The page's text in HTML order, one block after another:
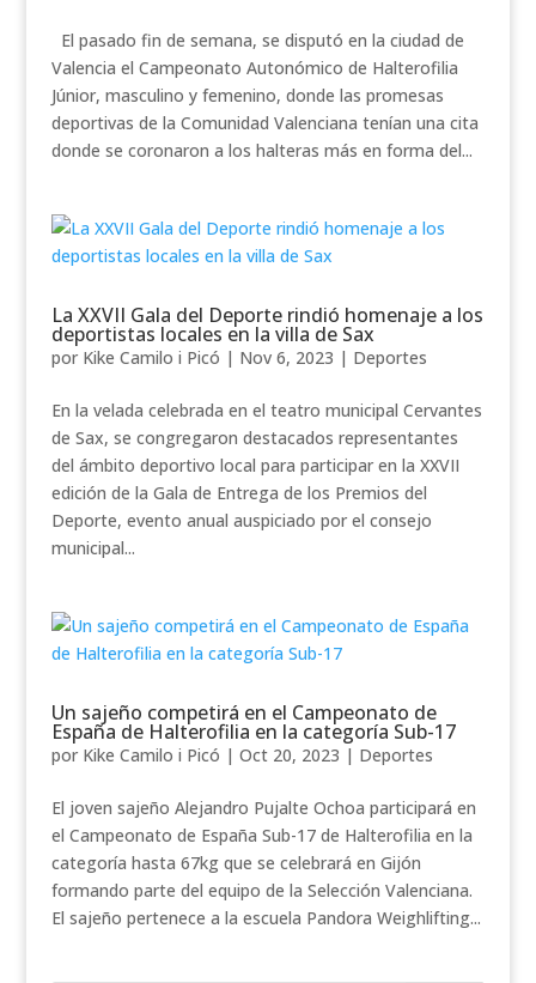
El pasado fin de semana, se disputó en la ciudad de
Valencia el Campeonato Autonómico de Halterofilia
Júnior, masculino y femenino, donde las promesas
deportivas de la Comunidad Valenciana tenían una cita
donde se coronaron a los halteras más en forma del...
La XXVII Gala del Deporte rindió homenaje a los
deportistas locales en la villa de Sax
por Kike Camilo i Picó | Nov 6, 2023 | Deportes
En la velada celebrada en el teatro municipal Cervantes
de Sax, se congregaron destacados representantes
del ámbito deportivo local para participar en la XXVII
edición de la Gala de Entrega de los Premios del
Deporte, evento anual auspiciado por el consejo
municipal...
Un sajeño competirá en el Campeonato de
España de Halterofilia en la categoría Sub-17
por Kike Camilo i Picó | Oct 20, 2023 | Deportes
El joven sajeño Alejandro Pujalte Ochoa participará en
el Campeonato de España Sub-17 de Halterofilia en la
categoría hasta 67kg que se celebrará en Gijón
formando parte del equipo de la Selección Valenciana.
El sajeño pertenece a la escuela Pandora Weighlifting...